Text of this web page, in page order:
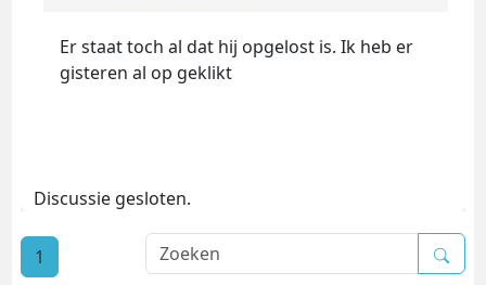
Er staat toch al dat hij opgelost is. Ik heb er
gisteren al op geklikt
Discussie gesloten.
1